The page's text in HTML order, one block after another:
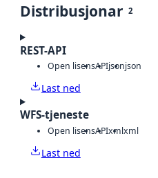
Distribusjonar 2
REST-API
Open lisensAPIjsonjson
Last ned
WFS-tjeneste
Open lisensAPIxmlxml
Last ned